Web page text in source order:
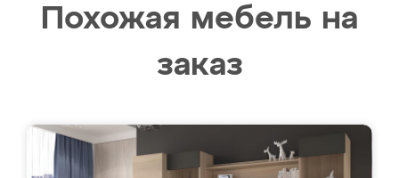
Похожая мебель на
заказ